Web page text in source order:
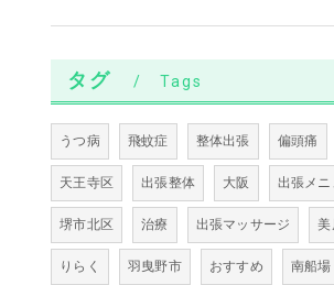
タグ Tags
うつ病 飛蚊症 整体出張 偏頭痛
天王寺区 出張整体 大阪 出張メニ
堺市北区 治療 出張マッサージ 美
りらく 羽曳野市 おすすめ 南船場